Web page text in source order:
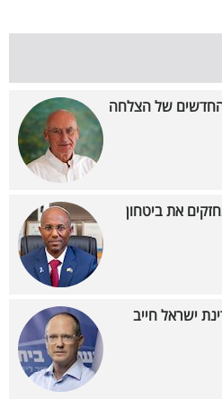
החדשים של הצלחה
את ביטחון
ישראל חייב